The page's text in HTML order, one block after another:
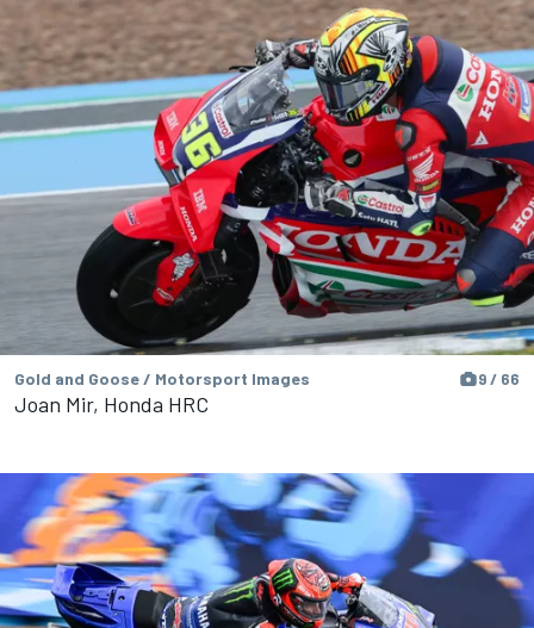
Gold and Goose / Motorsport Images 9 / 66
Joan Mir, Honda HRC